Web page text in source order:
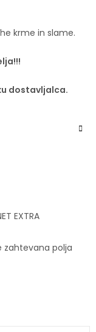
krme in slame.
dostavljalca.
EXTRA
zahtevana polja